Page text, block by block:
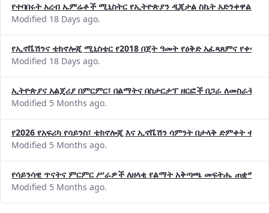
የተባበሩት አረብ ኤምሬቶች ሚኒስትር የኢትዮጵያን ዲጂታል ስኬት አድንቀዋል
Modified 18 Days ago.
የኢኖቬሽንና ቴክኖሎጂ ሚኒስቴር የ2018 በጀት ዓመት የዕቅድ አፈጻጸምና
Modified 18 Days ago.
ኢትዮጵያና አልጄሪያ በምርምር፣ በልማትና በስታርታፕ ዘርፎች በጋራ ለመስራት
Modified 5 Months ago.
የ2026 የአፍሪካ የሳይንስ፣ ቴክኖሎጂ እና ኢኖቬሽን ሳምንት በታላቅ ድምቀት
Modified 5 Months ago.
የሳይንሳዊ ጥናትና ምርምር ሥራዎች ለዘላቂ የልማት አቅጣጫ መፍትሔ ጠቋሚ
Modified 5 Months ago.